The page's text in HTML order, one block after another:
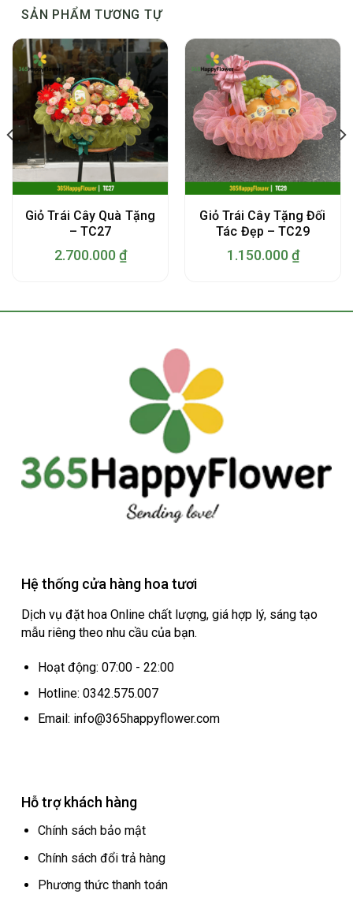
SẢN PHẨM TƯƠNG TỰ
Giỏ Trái Cây Quà Tặng
– TC27
2.700.000 ₫
Giỏ Trái Cây Tặng Đối
Tác Đẹp – TC29
1.150.000 ₫
Hệ thống cửa hàng hoa tươi
Dịch vụ đặt hoa Online chất lượng, giá hợp lý, sáng tạo
mẫu riêng theo nhu cầu của bạn.
Hoạt động: 07:00 - 22:00
Hotline: 0342.575.007
Email: info@365happyflower.com
Hỗ trợ khách hàng
Chính sách bảo mật
Chính sách đổi trả hàng
Phương thức thanh toán